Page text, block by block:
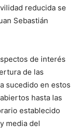
reducida se
Sebastián
de interés
de las
sucedido en estos
hasta las
establecido
media del